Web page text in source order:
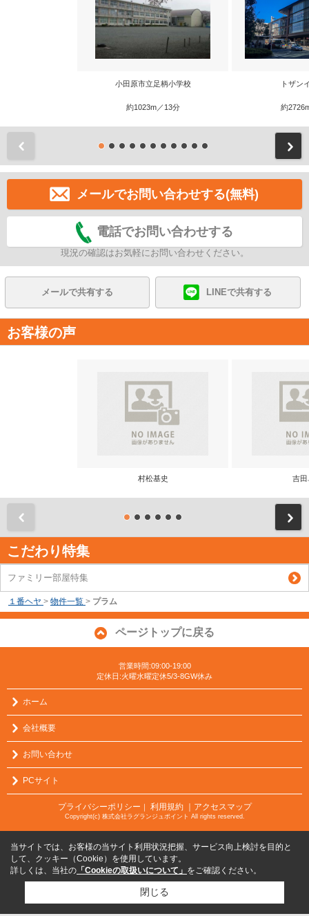
小田原市立足柄小学校
約1023m／13分
トザン
約
メールでお問い合わせする(無料)
電話でお問い合わせする
現況の確認はお気軽にお問い合わせください。
メールで共有する LINEで共有する
お客様の声
村松基史 吉田
こだわり特集
ファミリー部屋特集
１番ヘヤ > 物件一覧 > プラム
ページトップに戻る
営業時間:09:00-19:00
定休日:火曜水曜定休5/3-8GW休み
ホーム
会社概要
お問い合わせ
PCサイト
プライバシーポリシー 利用規約 ｜アクセスマップ
Copyright(c) 株式会社ラグランジュポイント All rights reserved.
当サイトでは、お客様の当サイト利用状況把握、サービス向上検討を目的と
して、クッキー（Cookie）を使用しています。
詳しくは、当社の 「Cookieの取扱いについて」 をご確認ください。
閉じる